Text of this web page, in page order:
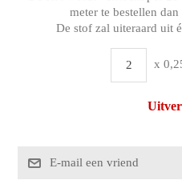
meter te bestellen
De stof zal uiteraard uit
x